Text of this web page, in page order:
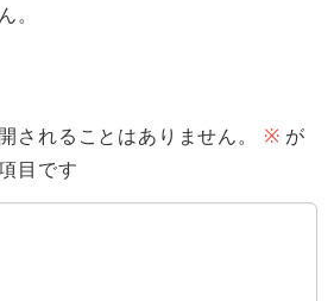
。
されることはありません。 ※ が
目です